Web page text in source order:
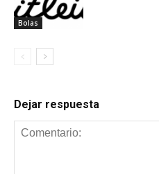
Bolas
Dejar respuesta